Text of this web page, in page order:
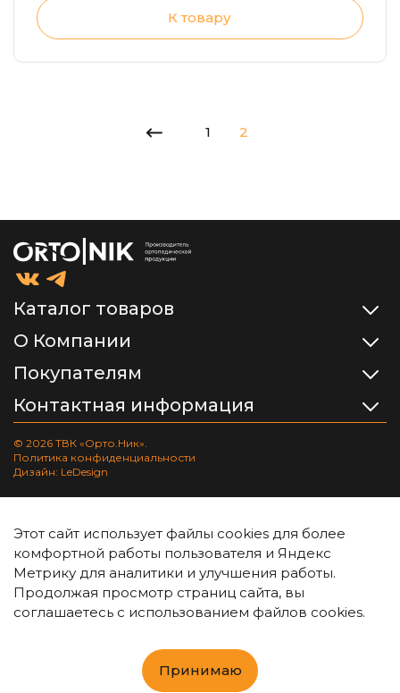
К товару
1 2
Каталог товаров
О Компании
Покупателям
Контактная информация
© 2026 ТВК «Орто.Ник».
Политика конфиденциальности
Дизайн: LeDesign
Этот сайт использует файлы cookies для более
комфортной работы пользователя и Яндекс
Метрику для аналитики и улучшения работы.
Продолжая просмотр страниц сайта, вы
соглашаетесь с использованием файлов cookies.
Принимаю